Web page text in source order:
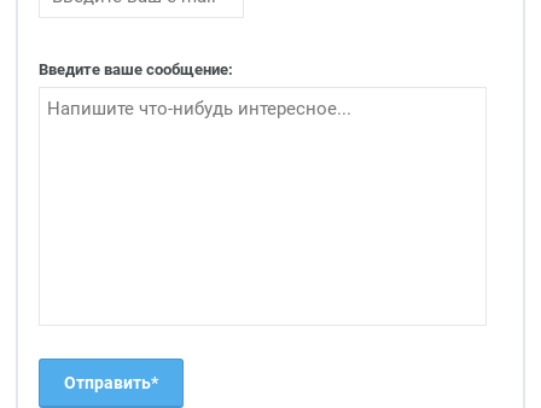
Введите ваше сообщение: